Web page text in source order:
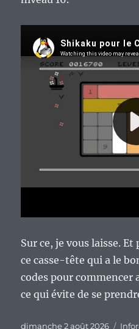
Sur ce, je vous laisse.
ce casse-tête qui a le
codes pour
ce qui évite de se
Publié
dimanche 2 août 2026